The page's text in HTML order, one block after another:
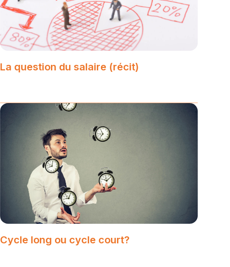
La question du salaire (récit)
Cycle long ou cycle court?